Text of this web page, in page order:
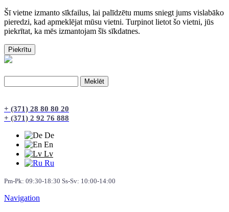
Šī vietne izmanto sīkfailus, lai palīdzētu mums sniegt jums vislabāko
pieredzi, kad apmeklējat mūsu vietni. Turpinot lietot šo vietni, jūs
piekrītat, ka mēs izmantojam šīs sīkdatnes.
+ (371) 28 80 80 20
+ (371) 2 92 76 888
De
En
Lv
Ru
Pm-Pk: 09:30-18:30 Ss-Sv: 10:00-14:00
Navigation